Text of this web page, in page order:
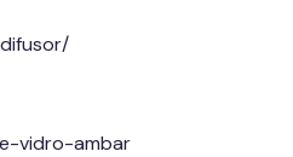
vidro-ambar